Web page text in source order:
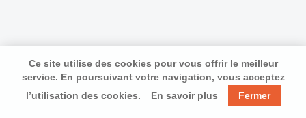
Ce site utilise des cookies pour vous offrir le meilleur
service. En poursuivant votre navigation, vous acceptez
l’utilisation des cookies.
En savoir plus Fermer